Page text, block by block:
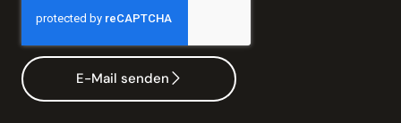
E-Mail senden